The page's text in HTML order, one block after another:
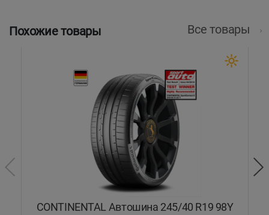
Похожие товары Все товары
CONTINENTAL Автошина 245/40 R19 98Y